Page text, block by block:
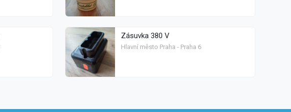
Zásuvka 380 V
Hlavní město Praha - Praha 6